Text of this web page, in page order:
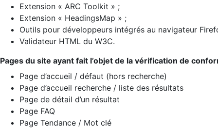
Extension « ARC Toolkit » ;
Extension « HeadingsMap » ;
Outils pour développeurs intégrés au navigateur
Validateur HTML du W3C.
Pages du site ayant fait l’objet de la vérification de
Page d’accueil / défaut (hors recherche)
Page d’accueil recherche / liste des résultats
Page de détail d’un résultat
Page FAQ
Page Tendance / Mot clé